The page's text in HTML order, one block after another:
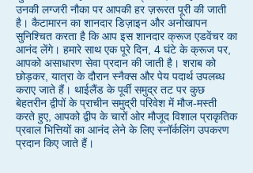
उनकी लग्जरी नौका पर आपकी हर ज़रूरत पूरी की जाती
है। कैटामारन का शानदार डिज़ाइन और अनोखापन
सुनिश्चित करता है कि आप इस शानदार क्रूज एडवेंचर का
आनंद लेंगे। हमारे साथ एक पूरे दिन, 4 घंटे के क्रूज पर,
आपको असाधारण सेवा प्रदान की जाती है। शराब को
छोड़कर, यात्रा के दौरान स्नैक्स और पेय पदार्थ उपलब्ध
कराए जाते हैं। थाईलैंड के पूर्वी समुद्र तट पर कुछ
बेहतरीन द्वीपों के प्राचीन समुद्री परिवेश में मौज-मस्ती
करते हुए, आपको द्वीप के चारों ओर मौजूद विशाल प्राकृतिक
प्रवाल भित्तियों का आनंद लेने के लिए स्नॉर्कलिंग उपकरण
प्रदान किए जाते हैं।